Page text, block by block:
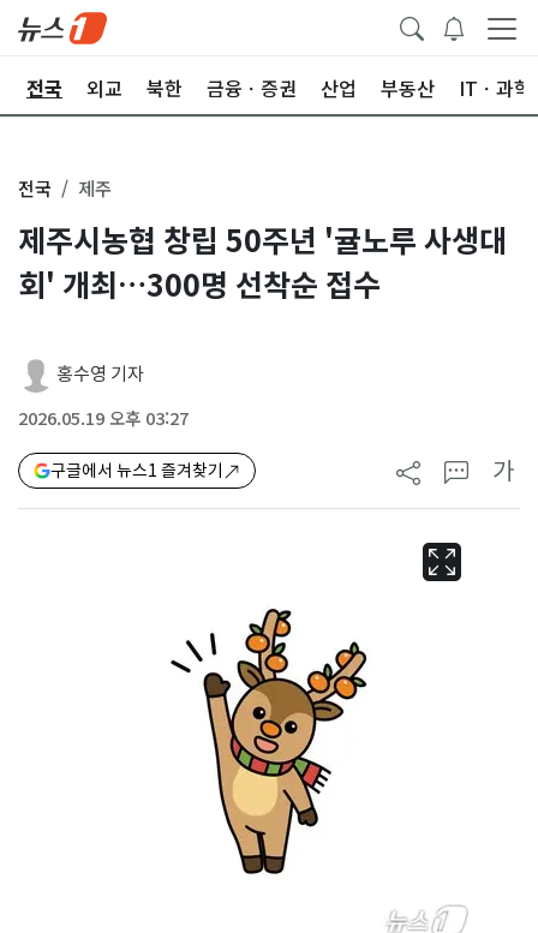
전국 외교 북한 금융ㆍ증권 산업 부동산 ITㆍ과학
전국 제주
제주시농협 창립 50주년 '귤노루 사생대
회' 개최…300명 선착순 접수
홍수영 기자
2026.05.19 오후 03:27
구글에서 뉴스1 즐겨찾기 가